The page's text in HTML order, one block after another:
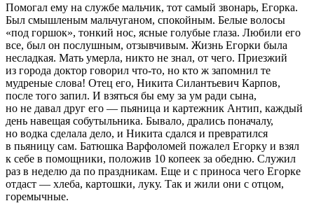
Помогал ему на службе мальчик, тот самый звонарь, Егорка.
Был смышленым мальчуганом, спокойным. Белые волосы
«под горшок», тонкий нос, ясные голубые глаза. Любили его
все, был он послушным, отзывчивым. Жизнь Егорки была
несладкая. Мать умерла, никто не знал, от чего. Приезжий
из города доктор говорил что-то, но кто ж запомнил те
мудреные слова! Отец его, Никита Силантьевич Карпов,
после того запил. И взяться бы ему за ум ради сына,
но не давал друг его — пьяница и картежник Антип, каждый
день навещая собутыльника. Бывало, дрались поначалу,
но водка сделала дело, и Никита сдался и превратился
в пьяницу сам. Батюшка Варфоломей пожалел Егорку и взял
к себе в помощники, положив 10 копеек за обедню. Служил
раз в неделю да по праздникам. Еще и с приноса чего Егорке
отдаст — хлеба, картошки, луку. Так и жили они с отцом,
горемычные.